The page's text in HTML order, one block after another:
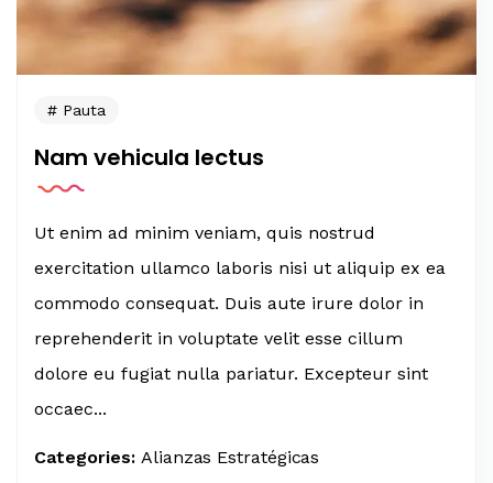
Pauta
Nam vehicula lectus
Ut enim ad minim veniam, quis nostrud
exercitation ullamco laboris nisi ut aliquip ex ea
commodo consequat. Duis aute irure dolor in
reprehenderit in voluptate velit esse cillum
dolore eu fugiat nulla pariatur. Excepteur sint
occaec...
Categories: Alianzas Estratégicas